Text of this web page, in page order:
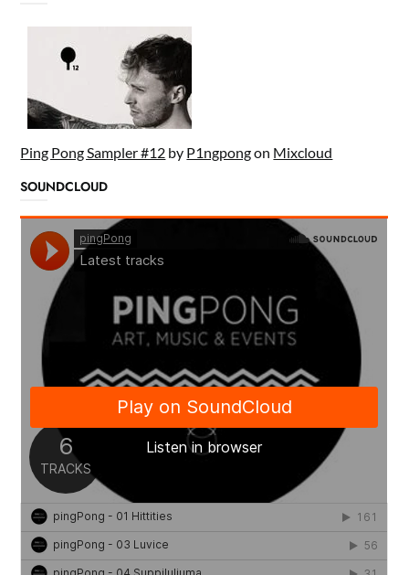
Ping Pong Sampler #12 by P1ngpongon Mixcloud
SOUNDCLOUD